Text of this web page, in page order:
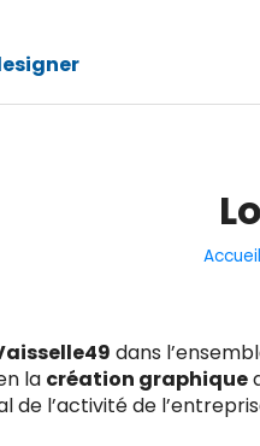
Accueil
dans
la création graphique
de l’activité de